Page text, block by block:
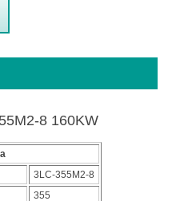
8 160KW
3LC-355M2-8
355